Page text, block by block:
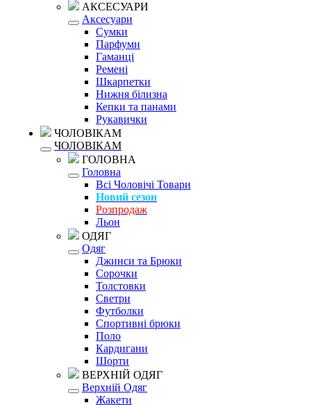
АКСЕСУАРИ
Аксесуари
Сумки
Парфуми
Гаманці
Ремені
Шкарпетки
Нижня білизна
Кепки та панами
Рукавички
ЧОЛОВІКАМ
ЧОЛОВІКАМ
ГОЛОВНА
Головна
Всі Чоловічі Товари
Новий сезон
Розпродаж
Льон
ОДЯГ
Одяг
Джинси та Брюки
Сорочки
Толстовки
Светри
Футболки
Спортивні брюки
Поло
Кардигани
Шорти
ВЕРХНІЙ ОДЯГ
Верхній Одяг
Жакети